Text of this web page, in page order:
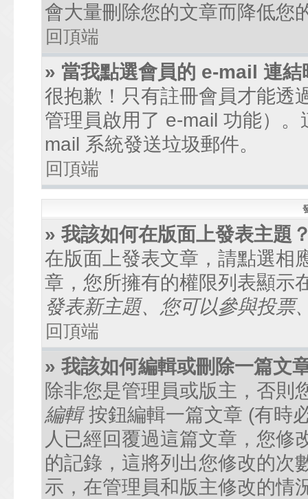
會大量刪除您的文章而降低您
回頂端
» 當我點選會員的 e-mail 連
很抱歉！只有註冊會員才能透
管理員啟用了 e-mail 功能）
mail 系統發送垃圾郵件。
回頂端
» 我該如何在版面上發表主題
在版面上發表文章，請點選相
章，您所擁有的權限列表顯示
發表新主題、您可以參與投票
回頂端
» 我該如何編輯或刪除一篇文
除非您是管理員或版主，否則
編輯按鈕編輯一篇文章 (有時
人已經回覆過這篇文章，您修
的記錄，這將列出您修改的次
示，在管理員和版主修改的情